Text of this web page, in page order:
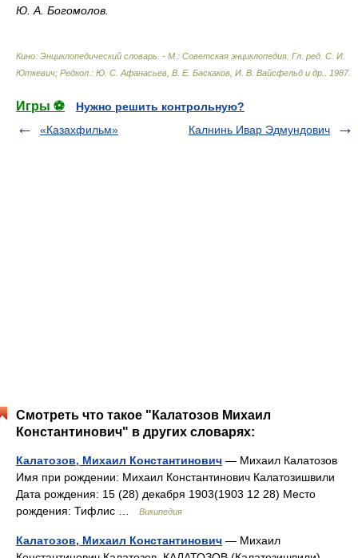
Ю. А. Богомолов.
Кино: Энциклопедический словарь. - М.: Советская энциклопедия Гл. ред. С. И.
Юткевич; Редкол.: Ю. С. Афанасьев, В. Е. Баскаков, И. В. Вайсфельд и др.
1987.
Игры ⚽
Нужно решить контрольную?
«Казахфильм»
Калнинь Ивар Эдмундович
Смотреть что такое "Калатозов Михаил
Константинович" в других словарях:
Калатозов, Михаил Константинович — Михаил Калатозов
Имя при рождении: Михаил Константинович Калатозишвили
Дата рождения: 15 (28) декабря 1903(1903 12 28) Место
рождения: Тифлис …
Википедия
Калатозов, Михаил Константинович — Михаил